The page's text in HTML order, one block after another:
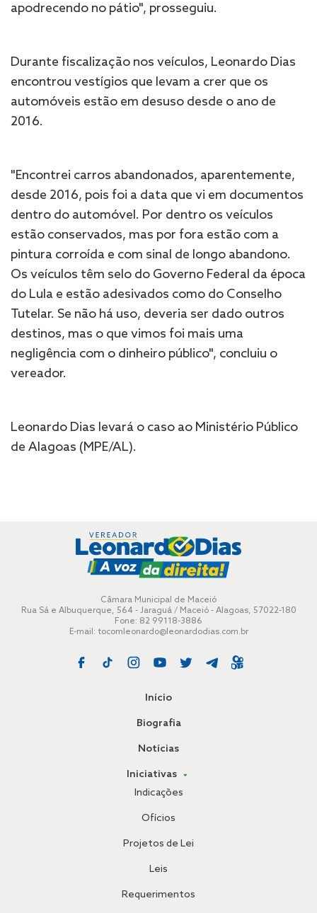
apodrecendo no pátio", prosseguiu.
Durante fiscalização nos veículos, Leonardo Dias
encontrou vestígios que levam a crer que os
automóveis estão em desuso desde o ano de
2016.
"Encontrei carros abandonados, aparentemente,
desde 2016, pois foi a data que vi em documentos
dentro do automóvel. Por dentro os veículos
estão conservados, mas por fora estão com a
pintura corroída e com sinal de longo abandono.
Os veículos têm selo do Governo Federal da época
do Lula e estão adesivados como do Conselho
Tutelar. Se não há uso, deveria ser dado outros
destinos, mas o que vimos foi mais uma
negligência com o dinheiro público", concluiu o
vereador.
Leonardo Dias levará o caso ao Ministério Público
de Alagoas (MPE/AL).
Câmara Municipal de Maceió
Rua Sá e Albuquerque, 564 - Jaraguá / Maceió - Alagoas, 57022-180
Fone: 82 99118-3886
E-mail: tocomleonardo@leonardodias.com.br
Início
Biografia
Notícias
Iniciativas
Indicações
Ofícios
Projetos de Lei
Leis
Requerimentos